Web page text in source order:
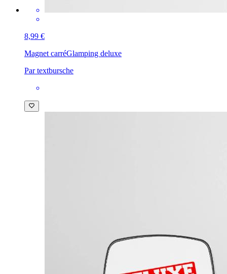
8,99 €
Magnet carréGlamping deluxe
Par textbursche